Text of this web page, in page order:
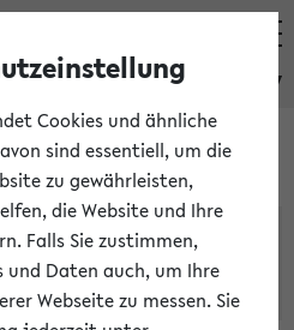
eKVV
Räume
Cookies und ähnliche
sind essentiell, um die
zu gewährleisten,
die Website und Ihre
Falls Sie zustimmen,
und Daten auch, um Ihre
Webseite zu messen. Sie